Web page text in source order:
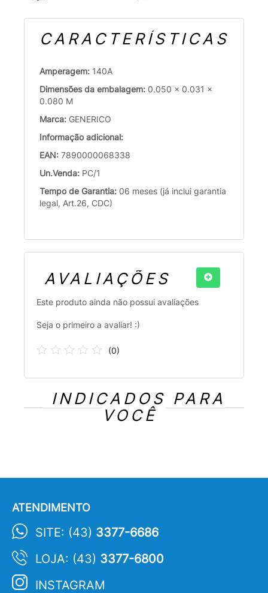
CARACTERÍSTICAS
Amperagem: 140A
Dimensões da embalagem: 0.050 x 0.031 x
0.080 M
Marca: GENERICO
Informação adicional:
EAN: 7890000068338
Un.Venda: PC/1
Tempo de Garantia: 06 meses (já inclui garantia
legal, Art.26, CDC)
AVALIAÇÕES
Este produto ainda não possui avaliações
Seja o primeiro a avaliar! :)
(0)
INDICADOS PARA
VOCÊ
ATENDIMENTO
SITE: (43) 3377-6686
LOJA: (43) 3377-6800
INSTAGRAM